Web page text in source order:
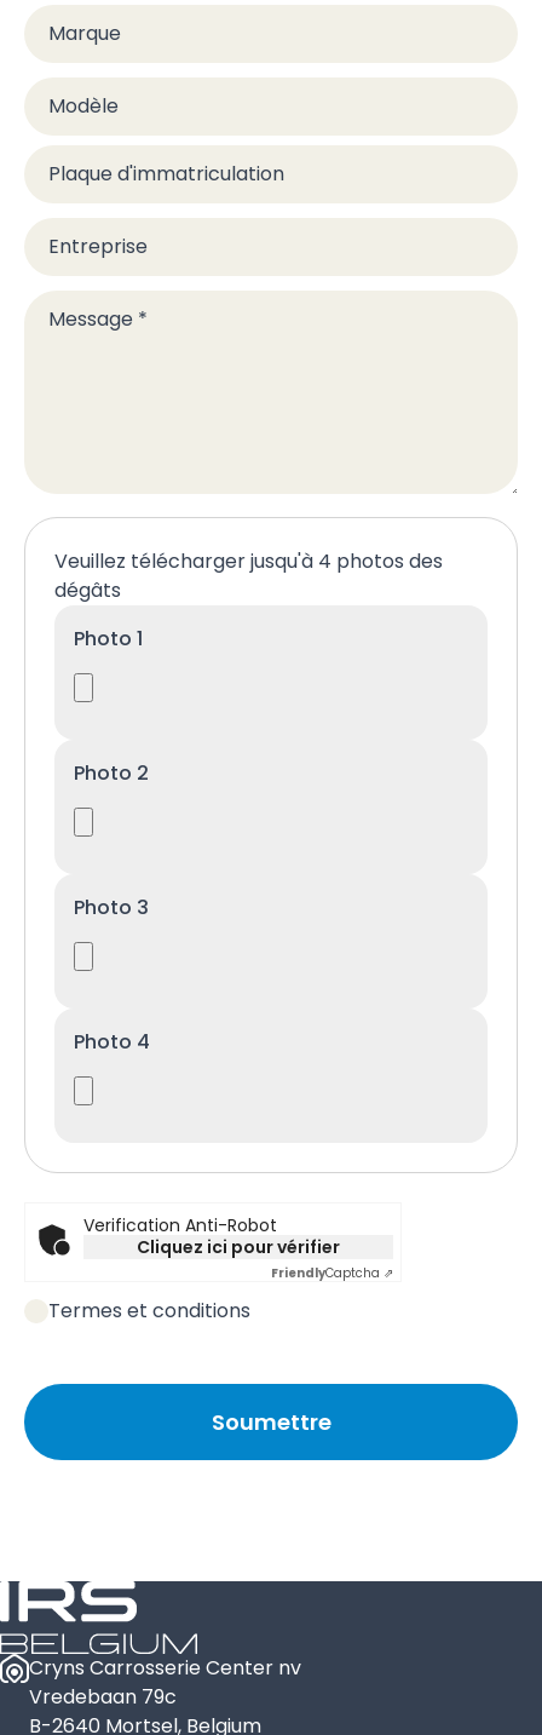
Marque
Modèle
Plaque d'immatriculation
Entreprise
Message *
Veuillez télécharger jusqu'à 4 photos des
dégâts
Photo 1
Photo 2
Photo 3
Photo 4
Verification Anti-Robot
Cliquez ici pour vérifier
FriendlyCaptcha ⇗
Termes et conditions
Cryns Carrosserie Center nv
Vredebaan 79c
B-2640 Mortsel, Belgium